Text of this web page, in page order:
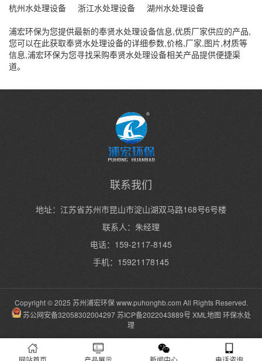
杭州水处理设备
浙江水处理设备
湖州水处理设备
浦宏环保为您提供最新的奉贤水处理设备信息,优质厂家供应的产品,
您可以在此获取奉贤水处理设备的详细参数,价格,厂家,图片,材质等
信息,浦宏环保为您寻找采购奉贤水处理设备相关产品提供便捷渠
道。
联系我们
地址：江苏省苏州市昆山市淀山湖双马路168号6号楼
联系人：朱经理
电话：159-2117-8145
手机：15921178145
Copyright © 2025 苏州浦宏环保www.puhonghb.com All Rights Reserved.
苏公网安备32058302004297 苏ICP备2022043889号 XML地图 环保水处
理